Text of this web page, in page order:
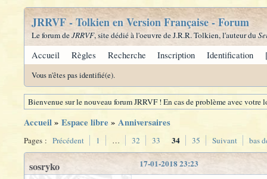
JRRVF - Tolkien en Version Française - Forum
Le forum deJRRVF, site dédié à l'oeuvre de J.R.R. Tolkien, l'auteur du
Accueil Règles Recherche Inscription Identification
Vous n'êtes pas identifié(e).
Bienvenue sur le nouveau forum JRRVF ! En cas de problème avec
Accueil» Espace libre » Anniversaires
Pages : Précédent 1 … 32 33 34 35 Suivant bas
17-01-2018 23:23
sosryko